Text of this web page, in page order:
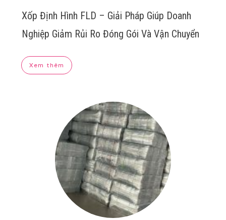
Xốp Định Hình FLD – Giải Pháp Giúp Doanh
Nghiệp Giảm Rủi Ro Đóng Gói Và Vận Chuyển
Xem thêm